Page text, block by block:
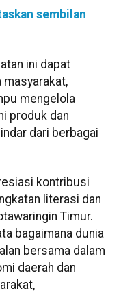
sembilan
ini dapat
masyarakat,
mengelola
produk dan
dari berbagai
kontribusi
literasi dan
Timur.
bagaimana dunia
bersama dalam
daerah dan